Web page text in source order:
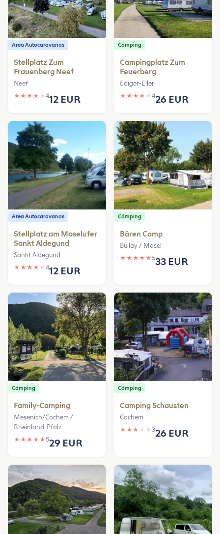
Area Autocaravanas
Stellplatz Zum
Frauenberg Neef
Neef
★ ★ ★ ★ ★ 412 EUR
Cámping
Campingplatz Zum
Feuerberg
Ediger-Eller
★ ★ ★ ★ ★ 426 EUR
Area Autocaravanas
Stellplatz am Moselufer
Sankt Aldegund
Sankt Aldegund
★ ★ ★ ★ ★ 412 EUR
Cámping
Bären Camp
Bullay / Mosel
★ ★ ★ ★ ★533 EUR
Cámping
Family-Camping
Mesenich/Cochem /
Rheinland-Pfalz
★ ★ ★ ★ ★529 EUR
Cámping
Camping Schausten
Cochem
★ ★ ★ ★ ★ 326 EUR